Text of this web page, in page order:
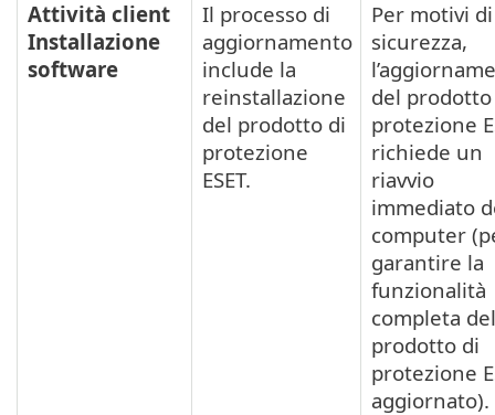
Attività client
Installazione
software
Il processo di
aggiornamento
include la
reinstallazione
del prodotto di
protezione
ESET.
Per motivi di
sicurezza,
del
protezione
richiede un
riavvio
immediato
computer
garantire la
funzionalità
completa del
prodotto di
protezione
aggiornato).